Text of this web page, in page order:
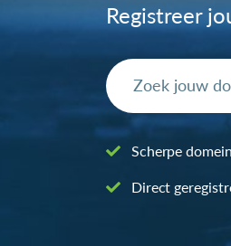
Registreer
Scherpe
Direct